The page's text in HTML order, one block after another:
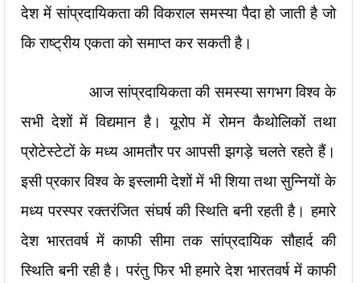
देश में सांप्रदायिकता की विकराल समस्या पैदा हो जाती है जो
कि राष्ट्रीय एकता को समाप्त कर सकती है।
आज सांप्रदायिकता की समस्या सगभग विश्व के
सभी देशों में विद्यमान है। यूरोप में रोमन कैथोलिकों तथा
प्रोटेस्टेटों के मध्य आमतौर पर आपसी झगड़े चलते रहते हैं।
इसी प्रकार विश्व के इस्लामी देशों में भी शिया तथा सुन्नियों के
मध्य परस्पर रक्तरंजित संघर्ष की स्थिति बनी रहती है। हमारे
देश भारतवर्ष में काफी सीमा तक सांप्रदायिक सौहार्द की
स्थिति बनी रही है। परंतु फिर भी हमारे देश भारतवर्ष में काफी